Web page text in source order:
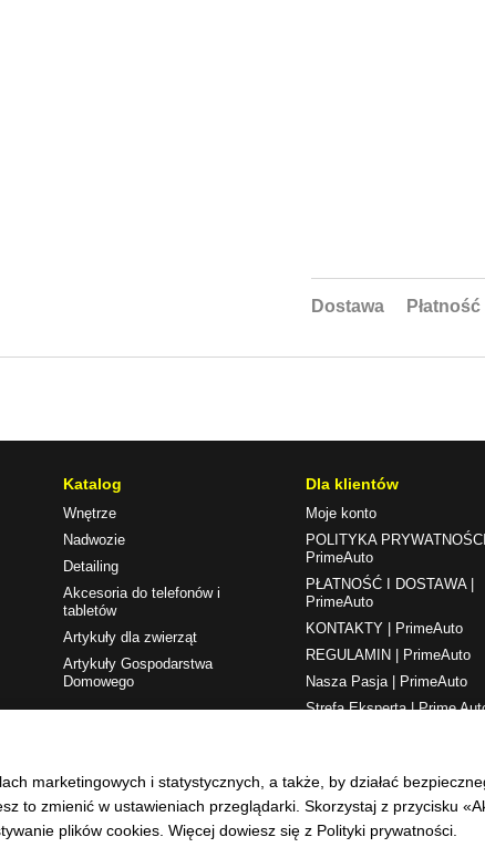
Dostawa Płatność
Katalog
Wnętrze
Nadwozie
Detailing
Akcesoria do telefonów i
tabletów
Artykuły dla zwierząt
Artykuły Gospodarstwa
Domowego
Dla klientów
Moje konto
POLITYKA PRYWATNOŚCI
PrimeAuto
PŁATNOŚĆ I DOSTAWA |
PrimeAuto
KONTAKTY | PrimeAuto
REGULAMIN | PrimeAuto
Nasza Pasja | PrimeAuto
Strefa Eksperta | Prime
marketingowych i statystycznych, a także, by działać
to zmienić w ustawieniach przeglądarki. Skorzystaj z przycisku
plików cookies. Więcej dowiesz się z Polityki prywatności